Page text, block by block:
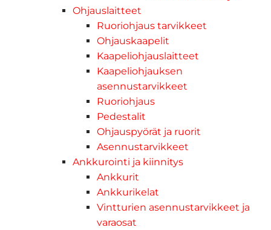
Ohjauslaitteet
Ruoriohjaus tarvikkeet
Ohjauskaapelit
Kaapeliohjauslaitteet
Kaapeliohjauksen
asennustarvikkeet
Ruoriohjaus
Pedestalit
Ohjauspyörät ja ruorit
Asennustarvikkeet
Ankkurointi ja kiinnitys
Ankkurit
Ankkurikelat
Vintturien asennustarvikkeet ja
varaosat